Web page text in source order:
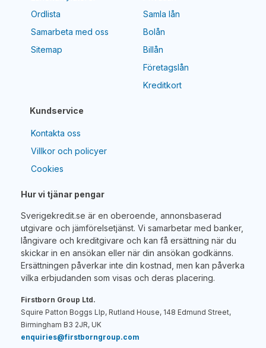
Ordlista
Samarbeta med oss
Sitemap
Kundservice
Kontakta oss
Villkor och policyer
Cookies
Samla lån
Bolån
Billån
Företagslån
Kreditkort
Hur vi tjänar pengar
Sverigekredit.se är en oberoende, annonsbaserad
utgivare och jämförelsetjänst. Vi samarbetar med banker,
långivare och kreditgivare och kan få ersättning när du
skickar in en ansökan eller när din ansökan godkänns.
Ersättningen påverkar inte din kostnad, men kan påverka
vilka erbjudanden som visas och deras placering.
Firstborn Group Ltd.
Squire Patton Boggs Llp, Rutland House, 148 Edmund Street,
Birmingham B3 2JR, UK
enquiries@firstborngroup.com